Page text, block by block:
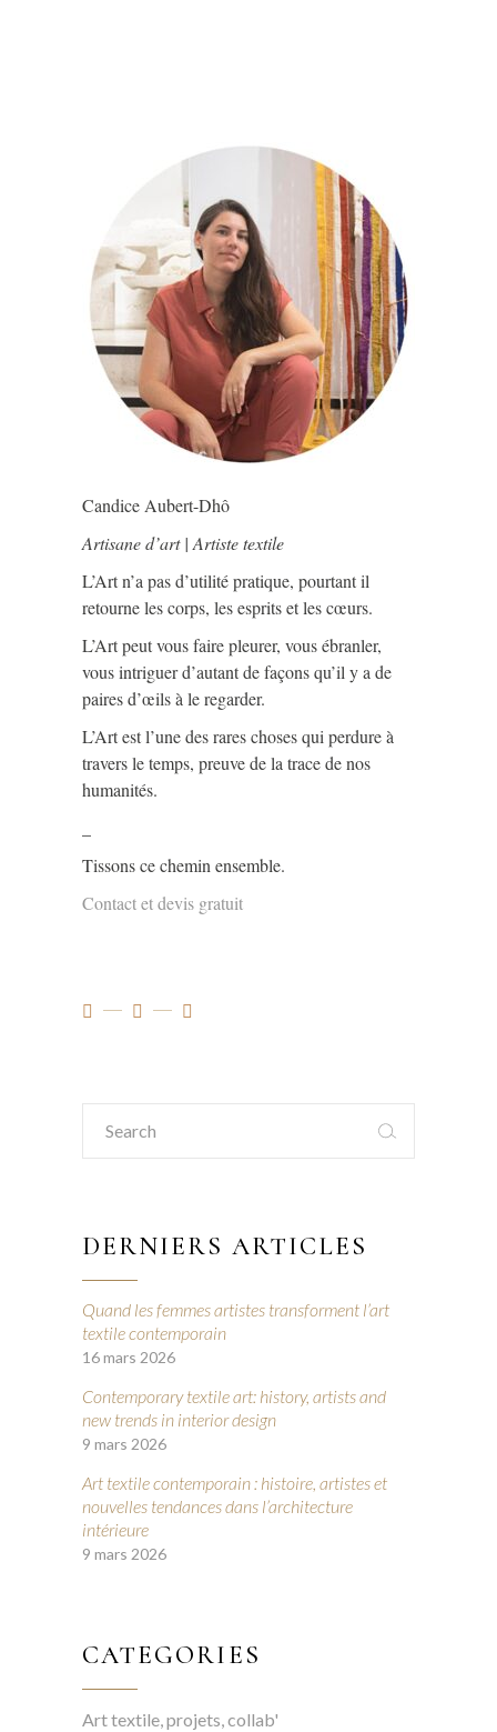
Candice Aubert-Dhô
Artisane d’art | Artiste textile
L’Art n’a pas d’utilité pratique, pourtant il
retourne les corps, les esprits et les cœurs.
L’Art peut vous faire pleurer, vous ébranler,
vous intriguer d’autant de façons qu’il y a de
paires d’œils à le regarder.
L’Art est l’une des rares choses qui perdure à
travers le temps, preuve de la trace de nos
humanités.
Tissons ce chemin ensemble.
Contact et devis gratuit
Search
for:
DERNIERS ARTICLES
Quand les femmes artistes transforment l’art
textile contemporain
16 mars 2026
Contemporary textile art: history, artists and
new trends in interior design
9 mars 2026
Art textile contemporain : histoire, artistes et
nouvelles tendances dans l’architecture
intérieure
9 mars 2026
CATEGORIES
Art textile, projets, collab'